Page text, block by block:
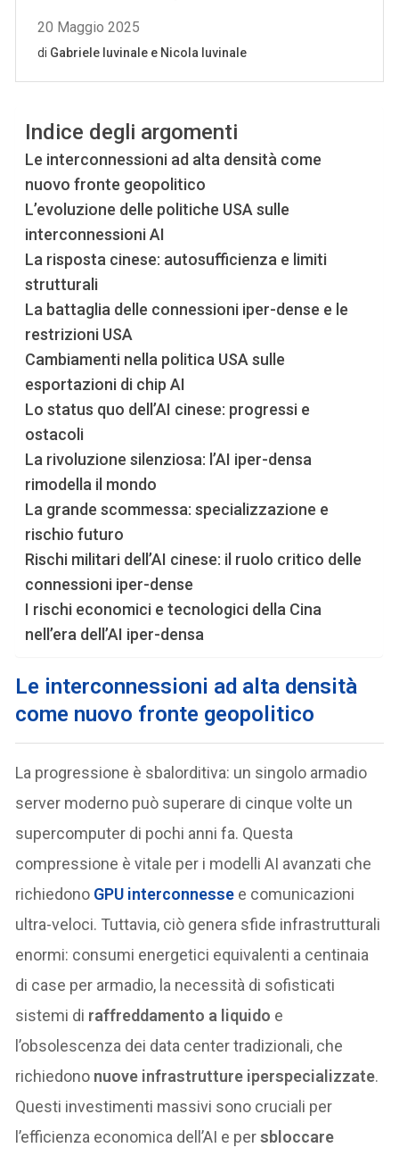
Indice degli argomenti
Le interconnessioni ad alta densità come
nuovo fronte geopolitico
L’evoluzione delle politiche USA sulle
interconnessioni AI
La risposta cinese: autosufficienza e limiti
strutturali
La battaglia delle connessioni iper-dense e le
restrizioni USA
Cambiamenti nella politica USA sulle
esportazioni di chip AI
Lo status quo dell’AI cinese: progressi e
ostacoli
La rivoluzione silenziosa: l’AI iper-densa
rimodella il mondo
La grande scommessa: specializzazione e
rischio futuro
Rischi militari dell’AI cinese: il ruolo critico delle
connessioni iper-dense
I rischi economici e tecnologici della Cina
nell’era dell’AI iper-densa
Le interconnessioni ad alta densità
come nuovo fronte geopolitico
La progressione è sbalorditiva: un singolo armadio
server moderno può superare di cinque volte un
supercomputer di pochi anni fa. Questa
compressione è vitale per i modelli AI avanzati che
richiedono GPU interconnesse e comunicazioni
ultra-veloci. Tuttavia, ciò genera sfide infrastrutturali
enormi: consumi energetici equivalenti a centinaia
di case per armadio, la necessità di sofisticati
sistemi di raffreddamento a liquido e
l’obsolescenza dei data center tradizionali, che
richiedono nuove infrastrutture iperspecializzate.
Questi investimenti massivi sono cruciali per
l’efficienza economica dell’AI e persbloccare